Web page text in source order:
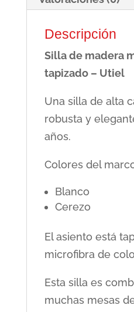
Descripción
Silla de madera
tapizado – Utiel
Una silla de alta
robusta y
años.
Colores del
Blanco
Cerezo
El asiento está
microfibra de
Esta silla es
muchas mesas